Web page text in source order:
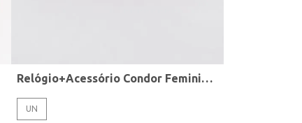
Relógio+Acessório Condor Feminino ROSE
UN